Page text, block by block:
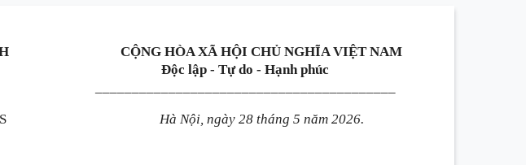
CỘNG HÒA XÃ HỘI CHỦ NGHĨA VIỆT NAM
Độc lập - Tự do - Hạnh phúc
Hà Nội, ngày 28 tháng 5 năm 2026.